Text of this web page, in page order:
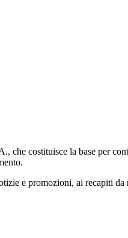
costituisce la base per
e promozioni, ai recapiti da